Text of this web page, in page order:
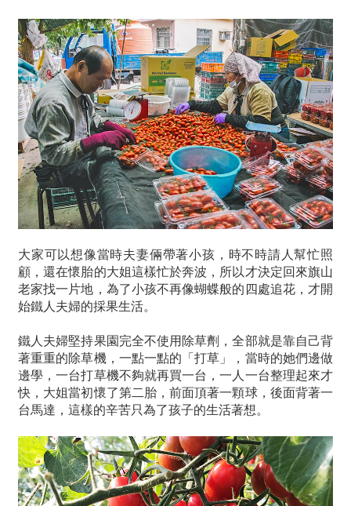
大家可以想像當時夫妻倆帶著小孩，時不時請人幫忙照
顧，還在懷胎的大姐這樣忙於奔波，所以才決定回來旗山
老家找一片地，為了小孩不再像蝴蝶般的四處追花，才開
始鐵人夫婦的採果生活。
鐵人夫婦堅持果園完全不使用除草劑，全部就是靠自己背
著重重的除草機，一點一點的「打草」，當時的她們邊做
邊學，一台打草機不夠就再買一台，一人一台整理起來才
快，大姐當初懷了第二胎，前面頂著一顆球，後面背著一
台馬達，這樣的辛苦只為了孩子的生活著想。